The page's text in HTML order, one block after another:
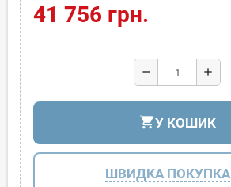
41 756 грн.
remove add
shopping_cartУ КОШИК
ШВИДКА ПОКУПКА